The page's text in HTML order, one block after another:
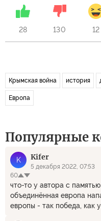
28 130 12
Крымская война история
Европа
Популярные
K Kifer
5 декабря 2022, 07:53
60
что-то у автора с
объединённая европа
европы - так победа, как